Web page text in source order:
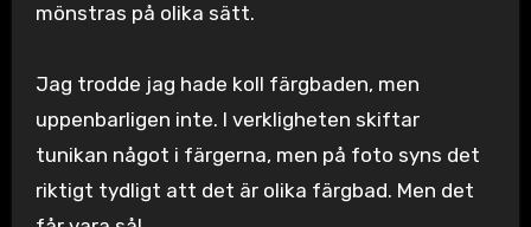
mönstras på olika sätt.
Jag trodde jag hade koll färgbaden, men
uppenbarligen inte. I verkligheten skiftar
tunikan något i färgerna, men på foto syns det
riktigt tydligt att det är olika färgbad. Men det